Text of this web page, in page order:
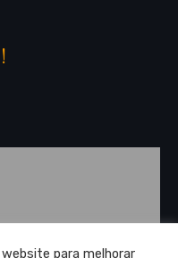
para melhorar